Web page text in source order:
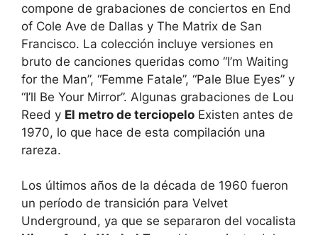
compone de grabaciones de conciertos en End
of Cole Ave de Dallas y The Matrix de San
Francisco. La colección incluye versiones en
bruto de canciones queridas como “I’m Waiting
for the Man”, “Femme Fatale”, “Pale Blue Eyes” y
“I’ll Be Your Mirror”. Algunas grabaciones de Lou
Reed y El metro de terciopelo Existen antes de
1970, lo que hace de esta compilación una
rareza.
Los últimos años de la década de 1960 fueron
un período de transición para Velvet
Underground, ya que se separaron del vocalista